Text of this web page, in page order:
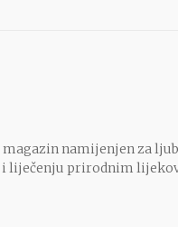
namijenjen za
liječenju prirodnim